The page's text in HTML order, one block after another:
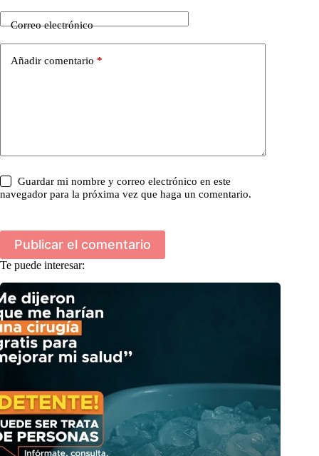
Correo electrónico
Añadir comentario *
Guardar mi nombre y correo electrónico en este
navegador para la próxima vez que haga un comentario.
Publicar el comentario
Te puede interesar: